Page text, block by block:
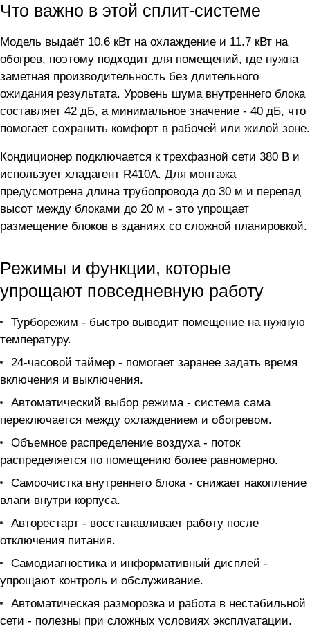
Что важно в этой сплит-системе
Модель выдаёт 10.6 кВт на охлаждение и 11.7 кВт на
обогрев, поэтому подходит для помещений, где нужна
заметная производительность без длительного
ожидания результата. Уровень шума внутреннего блока
составляет 42 дБ, а минимальное значение - 40 дБ, что
помогает сохранить комфорт в рабочей или жилой зоне.
Кондиционер подключается к трехфазной сети 380 В и
использует хладагент R410A. Для монтажа
предусмотрена длина трубопровода до 30 м и перепад
высот между блоками до 20 м - это упрощает
размещение блоков в зданиях со сложной планировкой.
Режимы и функции, которые
упрощают повседневную работу
Турборежим - быстро выводит помещение на нужную
температуру.
24-часовой таймер - помогает заранее задать время
включения и выключения.
Автоматический выбор режима - система сама
переключается между охлаждением и обогревом.
Объемное распределение воздуха - поток
распределяется по помещению более равномерно.
Самоочистка внутреннего блока - снижает накопление
влаги внутри корпуса.
Авторестарт - восстанавливает работу после
отключения питания.
Самодиагностика и информативный дисплей -
упрощают контроль и обслуживание.
Автоматическая разморозка и работа в нестабильной
сети - полезны при сложных условиях эксплуатации.